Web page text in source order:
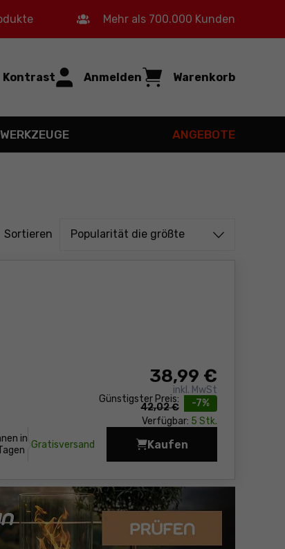
Mehr als 700.000 Kunden
Kontrast Anmelden Warenkorb
WERKZEUGE ANGEBOTE
Sortieren Sortieren von
Popularität die größte
-7%
Günstigster Preis:
42,02 €
38,99 €
inkl. MwSt
Verfügbar: 5 Stk.
in Gratisversand Kaufen
Alu-Wasserwaage